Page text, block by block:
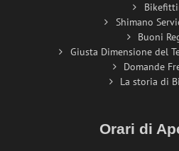
Shimano
Buoni
Giusta Dimensione del
Domande
La storia di
Orari di